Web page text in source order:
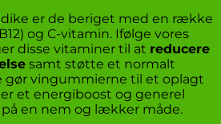
er de beriget med en række
og C-vitamin. Ifølge vores
disse vitaminer til at reducere
samt støtte et normalt
gør vingummierne til et oplagt
et energiboost og generel
en nem og lækker måde.